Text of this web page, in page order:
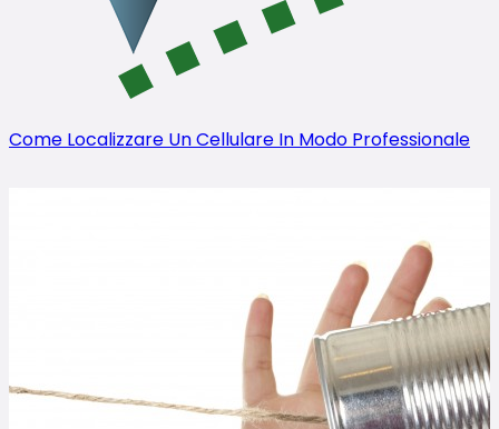
Come Localizzare Un Cellulare In Modo Professionale